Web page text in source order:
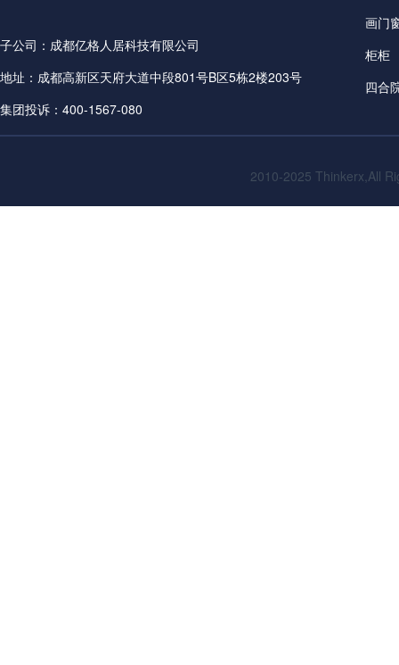
子公司：成都亿格人居科技有限公司
地址：成都高新区天府大道中段801号B区5栋2楼203号
集团投诉：400-1567-080
画门
柜柜
四合
2010-2025 Thinkerx,All